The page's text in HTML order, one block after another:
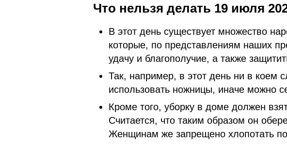
Что нельзя делать 19 июля
В этот день существует множество
которые, по представлениям наших
удачу и благополучие, а также
Так, например, в этот день ни в коем
использовать ножницы, иначе можно
Кроме того, уборку в доме должен
Считается, что таким образом он
Женщинам же запрещено хлопотать по